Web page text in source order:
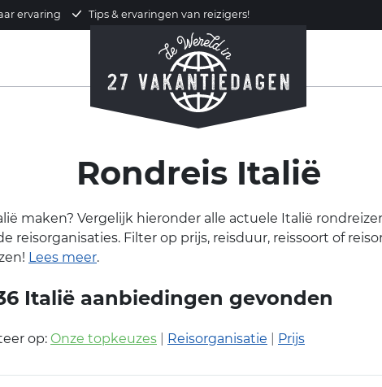
ervaring Tips & ervaringen van reizigers!
Rondreis Italië
maken? Vergelijk hieronder alle actuele Italië
reisorganisaties. Filter op prijs, reisduur, reissoort of
Lees meer.
Italië aanbiedingen gevonden
op: Onze topkeuzes Reisorganisatie Prijs